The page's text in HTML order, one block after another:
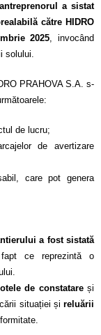
antreprenorul a sistat
către HIDRO
2025, invocând
solului.
PRAHOVA S.A. s-
de lucru;
de avertizare
care pot genera
a fost sistată
ce reprezintă o
de constatareși
situației șireluării